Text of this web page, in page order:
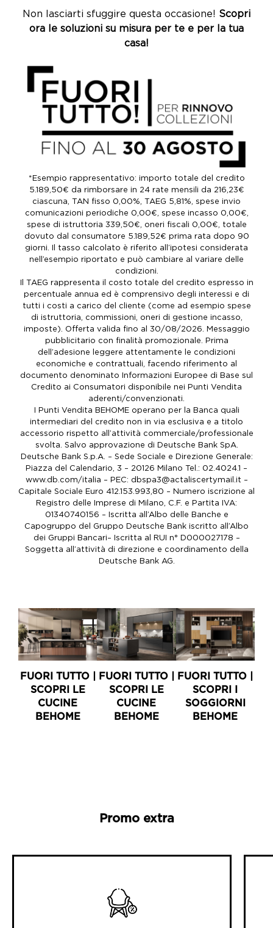
Non lasciarti sfuggire questa occasione! Scopri
ora le soluzioni su misura per te e per la tua
casa!
*Esempio rappresentativo: importo totale del credito
5.189,50€ da rimborsare in 24 rate mensili da 216,23€
ciascuna, TAN fisso 0,00%, TAEG 5,81%, spese invio
comunicazioni periodiche 0,00€, spese incasso 0,00€,
spese di istruttoria 339,50€, oneri fiscali 0,00€, totale
dovuto dal consumatore 5.189,52€ prima rata dopo 90
giorni. Il tasso calcolato è riferito all’ipotesi considerata
nell’esempio riportato e può cambiare al variare delle
condizioni.
Il TAEG rappresenta il costo totale del credito espresso in
percentuale annua ed è comprensivo degli interessi e di
tutti i costi a carico del cliente (come ad esempio spese
di istruttoria, commissioni, oneri di gestione incasso,
imposte). Offerta valida fino al 30/08/2026. Messaggio
pubblicitario con finalità promozionale. Prima
dell’adesione leggere attentamente le condizioni
economiche e contrattuali, facendo riferimento al
documento denominato Informazioni Europee di Base sul
Credito ai Consumatori disponibile nei Punti Vendita
aderenti/convenzionati.
I Punti Vendita BEHOME operano per la Banca quali
intermediari del credito non in via esclusiva e a titolo
accessorio rispetto all’attività commerciale/professionale
svolta. Salvo approvazione di Deutsche Bank SpA.
Deutsche Bank S.p.A. – Sede Sociale e Direzione Generale:
Piazza del Calendario, 3 – 20126 Milano Tel.: 02.4024.1 –
www.db.com/italia – PEC: dbspa3@actaliscertymail.it –
Capitale Sociale Euro 412.153.993,80 – Numero iscrizione al
Registro delle Imprese di Milano, C.F. e Partita IVA:
01340740156 – Iscritta all’Albo delle Banche e
Capogruppo del Gruppo Deutsche Bank iscritto all’Albo
dei Gruppi Bancari– Iscritta al RUI n° D000027178 –
Soggetta all’attività di direzione e coordinamento della
Deutsche Bank AG.
FUORI TUTTO |
SCOPRI LE
CUCINE
BEHOME
FUORI TUTTO |
SCOPRI LE
CUCINE
BEHOME
FUORI TUTTO |
SCOPRI I
SOGGIORNI
BEHOME
Promo extra